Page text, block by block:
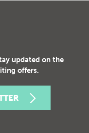
updated on the
offers.